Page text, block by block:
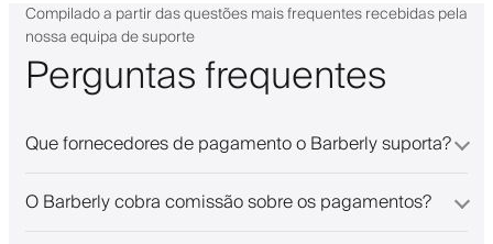
Compilado a partir das questões mais frequentes recebidas pela
nossa equipa de suporte
Perguntas frequentes
Que fornecedores de pagamento o Barberly suporta?
O Barberly cobra comissão sobre os pagamentos?